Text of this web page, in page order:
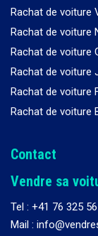
Rachat de voiture
Rachat de voiture
Rachat de voiture
Rachat de voiture
Rachat de voiture
Rachat de voiture
Contact
Vendre sa
Tel : +41 76 325
Mail :